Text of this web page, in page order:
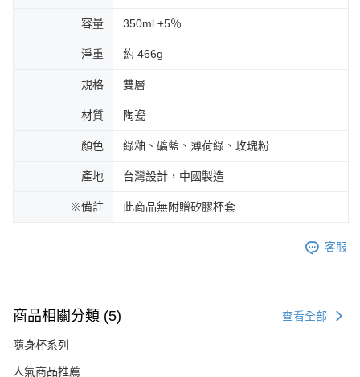
容量 350ml ±5％
淨重 約 466g
規格 雙層
材質 陶瓷
顏色 綠釉、礦藍、薄荷綠、玫瑰粉
產地 台灣設計，中國製造
※備註 此商品無附贈矽膠杯套
客服
商品相關分類 (5) 查看全部
隨身杯系列
人氣商品推薦